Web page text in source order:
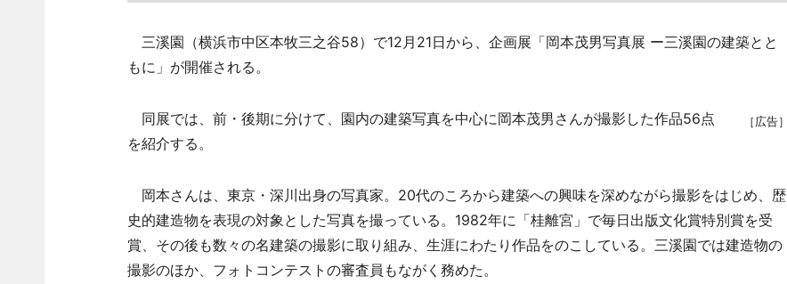
三溪園（横浜市中区本牧三之谷58）で12月21日から、企画展「岡本茂男写真展 ー三溪園の建築とと
もに」が開催される。
［広告］
同展では、前・後期に分けて、園内の建築写真を中心に岡本茂男さんが撮影した作品56点
を紹介する。
岡本さんは、東京・深川出身の写真家。20代のころから建築への興味を深めながら撮影をはじめ、歴
史的建造物を表現の対象とした写真を撮っている。1982年に「桂離宮」で毎日出版文化賞特別賞を受
賞、その後も数々の名建築の撮影に取り組み、生涯にわたり作品をのこしている。三溪園では建造物の
撮影のほか、フォトコンテストの審査員もながく務めた。